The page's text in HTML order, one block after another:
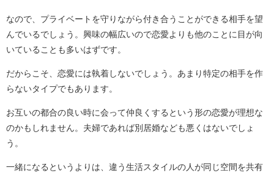
なので、プライベートを守りながら付き合うことができる相手を望
んでいるでしょう。興味の幅広いので恋愛よりも他のことに目が向
いていることも多いはずです。
だからこそ、恋愛には執着しないでしょう。あまり特定の相手を作
らないタイプでもあります。
お互いの都合の良い時に会って仲良くするという形の恋愛が理想な
のかもしれません。夫婦であれば別居婚なども悪くはないでしょ
う。
一緒になるというよりは、違う生活スタイルの人が同じ空間を共有